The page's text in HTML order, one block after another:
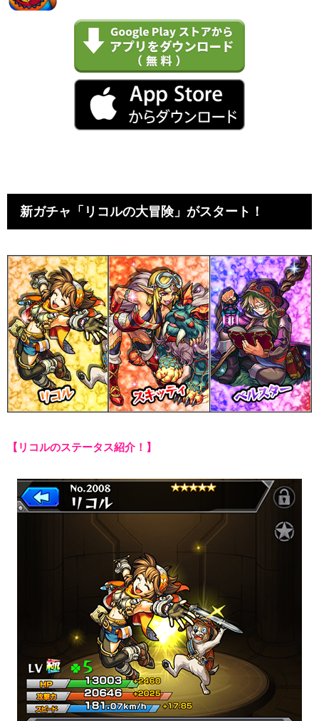
新ガチャ「リコルの大冒険」がスタート！
【リコルのステータス紹介！】